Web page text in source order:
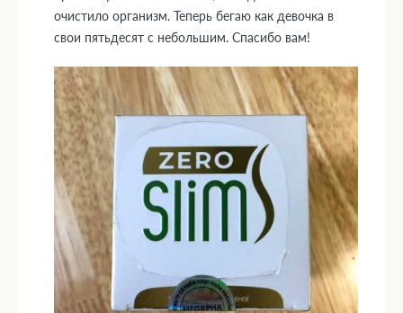
очистило организм. Теперь бегаю как девочка в
свои пятьдесят с небольшим. Спасибо вам!